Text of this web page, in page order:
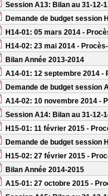
Session A13: Bilan au 31-12-
Demande de budget session
H14-01: 05 mars 2014 -
H14-02: 23 mai 2014 -
Bilan Année 2013-2014
A14-01: 12 septembre 2014 -
Demande de budget session
A14-02: 10 novembre 2014 -
Session A14: Bilan au 31-12-
H15-01: 11 février 2015 -
Demande de budget session
H15-02: 27 février 2015 -
Bilan Année 2014-2015
A15-01: 27 octobre 2015 -